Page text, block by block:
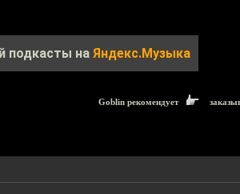
подкасты на Яндекс.Музыка
Goblin рекомендует